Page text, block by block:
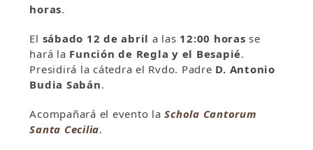
horas.
El sábado 12 de abril a las 12:00 horas se
hará la Función de Regla y el Besapié.
Presidirá la cátedra el Rvdo. Padre D. Antonio
Budia Sabán.
Acompañará el evento laSchola Cantorum
Santa Cecilia.